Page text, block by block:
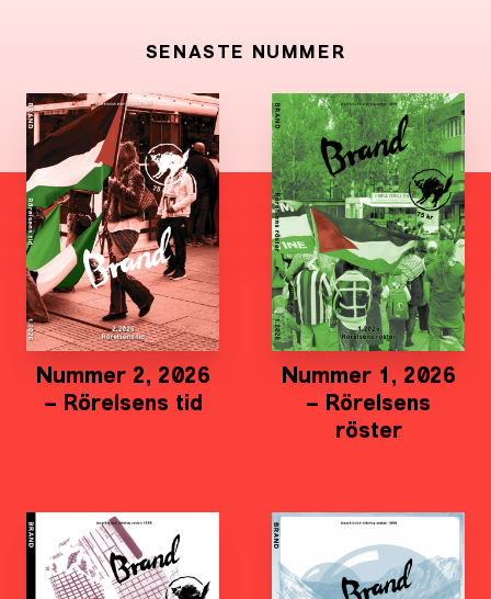
SENASTE NUMMER
Nummer 2, 2026
– Rörelsens tid
Nummer 1, 2026
– Rörelsens
röster